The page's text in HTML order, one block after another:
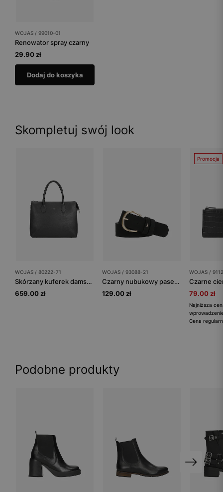
WOJAS / 99010-01
Renowator spray czarny
29.90 zł
Dodaj do koszyka
Skompletuj swój look
WOJAS / 80222-71
Skórzany kuferek damski w kolorze czarnym
659.00 zł
WOJAS / 93088-21
Czarny nubukowy pasek damski ze złotą klamrą
129.00 zł
Promocja
WOJAS /
79.00 zł
Najniższa
Cena
Podobne produkty